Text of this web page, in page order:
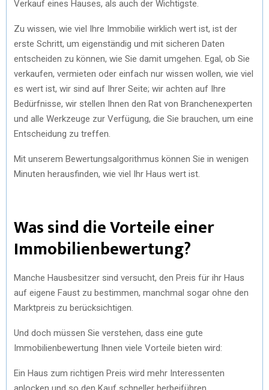
Verkauf eines Hauses, als auch der Wichtigste.
Zu wissen, wie viel Ihre Immobilie wirklich wert ist, ist der
erste Schritt, um eigenständig und mit sicheren Daten
entscheiden zu können, wie Sie damit umgehen. Egal, ob Sie
verkaufen, vermieten oder einfach nur wissen wollen, wie viel
es wert ist, wir sind auf Ihrer Seite; wir achten auf Ihre
Bedürfnisse, wir stellen Ihnen den Rat von Branchenexperten
und alle Werkzeuge zur Verfügung, die Sie brauchen, um eine
Entscheidung zu treffen.
Mit unserem Bewertungsalgorithmus können Sie in wenigen
Minuten herausfinden, wie viel Ihr Haus wert ist.
Was sind die Vorteile einer
Immobilienbewertung?
Manche Hausbesitzer sind versucht, den Preis für ihr Haus
auf eigene Faust zu bestimmen, manchmal sogar ohne den
Marktpreis zu berücksichtigen.
Und doch müssen Sie verstehen, dass eine gute
Immobilienbewertung Ihnen viele Vorteile bieten wird:
Ein Haus zum richtigen Preis wird mehr Interessenten